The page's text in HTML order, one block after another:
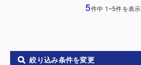
5件中 1~5件を表示
絞り込み条件を変更